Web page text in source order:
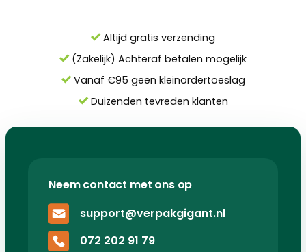
Altijd gratis verzending
(Zakelijk) Achteraf betalen mogelijk
Vanaf €95 geen kleinordertoeslag
Duizenden tevreden klanten
Neem contact met ons op
support@verpakgigant.nl
072 202 91 79